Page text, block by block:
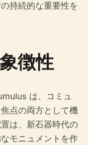
持続的な重要性を
徴性
は、コミュ
点の両方として機
は、新石器時代の
モニュメントを作